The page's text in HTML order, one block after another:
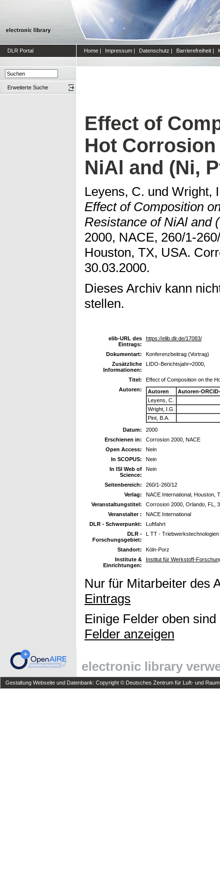
DLR Portal Home | Impressum | Datenschutz | Barrierefreiheit |
Erweiterte Suche
Effect of
Hot
NiAl and (Ni,
Leyens, C. und Wright,
Effect of Composition
Resistance of NiAl and
2000, NACE, 260/1-
Houston, TX, USA.
30.03.2000.
Dieses Archiv kann
stellen.
elib-URL des
Eintrags:
https://elib.dlr.de/17083/
Dokumentart:
Konferenzbeitrag (Vortrag)
Zusätzliche
Informationen:
LIDO-Berichtsjahr=2000,
Titel:
Effect of Composition on the
Autoren:
Autoren
Autoren-
Leyens, C.
Wright, I.G.
Pint, B.A.
Datum:
2000
Erschienen in:
Corrosion 2000, NACE
Open Access:
Nein
In SCOPUS:
Nein
In ISI Web of
Science:
Nein
Seitenbereich:
260/1-260/12
Verlag:
NACE International, Houston,
Veranstaltungstitel:
Corrosion 2000, Orlando, FL,
Veranstalter :
NACE International
DLR - Schwerpunkt:
Luftfahrt
DLR -
Forschungsgebiet:
L TT - Triebwerkstechnologien
Standort:
Köln-Porz
Institute &
Einrichtungen:
Institut für Werkstoff-
Nur für Mitarbeiter des
Eintrags
Einige Felder oben
Felder anzeigen
electronic library
Gestaltung Webseite und Datenbank: Copyright © Deutsches Zentrum für Luft- und